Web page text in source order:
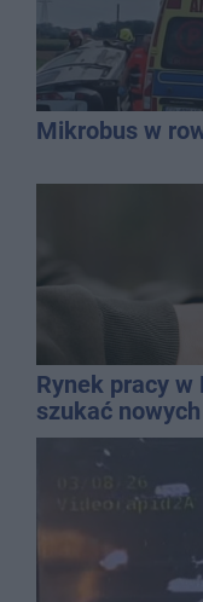
Mikrobus w
Rynek pracy
szukać